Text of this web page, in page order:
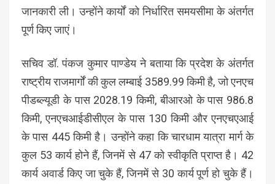
जानकारी ली। उन्होंने कार्यों को निर्धारित समयसीमा के अंतर्गत
पूर्ण किए जाएं।
सचिव डॉ. पंकज कुमार पाण्डेय ने बताया कि प्रदेश के अंतर्गत
राष्ट्रीय राजमार्गों की कुल लम्बाई 3589.99 किमी है, जो एनएच
पीडब्ल्यूडी के पास 2028.19 किमी, बीआरओ के पास 986.8
किमी, एनएचआईडीसीएल के पास 130 किमी और एनएचएआई
के पास 445 किमी है। उन्होंने कहा कि चारधाम यात्रा मार्ग के
कुल 53 कार्य होने हैं, जिनमें से 47 को स्वीकृति प्राप्त है। 42
कार्य अवार्ड किए जा चुके हैं, जिनमें से 30 कार्य पूर्ण हो चुके हैं।